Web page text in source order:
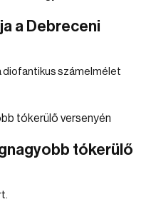
a Debreceni
diofantikus számelmélet
tókerülő